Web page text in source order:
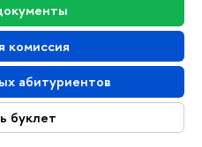
комиссия
абитуриентов
буклет